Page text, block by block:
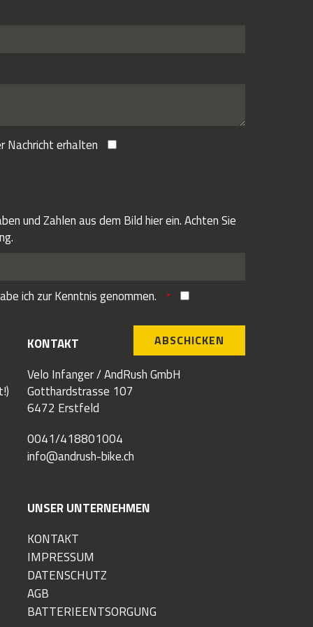
Nachricht erhalten
und Zahlen aus dem Bild hier ein. Achten Sie
ich zur Kenntnis genommen.
ABSCHICKEN
KONTAKT
Velo Infanger / AndRush GmbH
Gotthardstrasse 107
6472 Erstfeld
0041/418801004
info@andrush-bike.ch
UNSER UNTERNEHMEN
KONTAKT
IMPRESSUM
DATENSCHUTZ
AGB
BATTERIEENTSORGUNG